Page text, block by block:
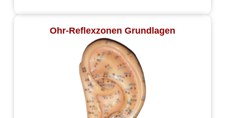
Ohr-Reflexzonen Grundlagen